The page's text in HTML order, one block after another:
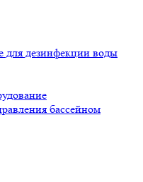
для дезинфекции воды
бассейном